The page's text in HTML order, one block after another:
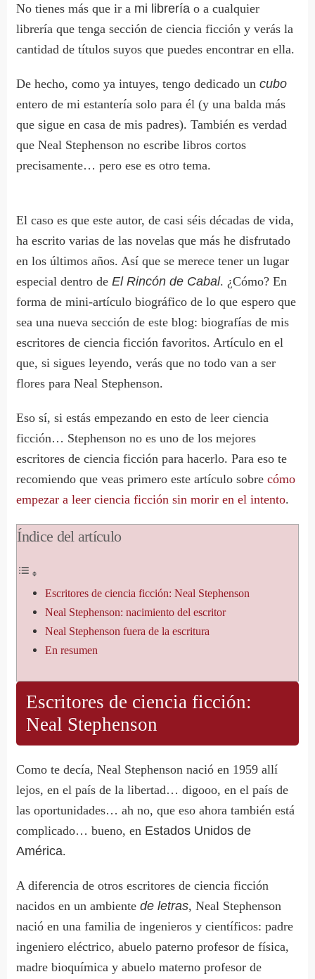
No tienes más que ir a mi librería o a cualquier
librería que tenga sección de ciencia ficción y verás la
cantidad de títulos suyos que puedes encontrar en ella.
De hecho, como ya intuyes, tengo dedicado uncubo
entero de mi estantería solo para él (y una balda más
que sigue en casa de mis padres). También es verdad
que Neal Stephenson no escribe libros cortos
precisamente… pero ese es otro tema.
El caso es que este autor, de casi séis décadas de vida,
ha escrito varias de las novelas que más he disfrutado
en los últimos años. Así que se merece tener un lugar
especial dentro deEl Rincón de Cabal. ¿Cómo? En
forma de mini-artículo biográfico de lo que espero que
sea una nueva sección de este blog: biografías de mis
escritores de ciencia ficción favoritos. Artículo en el
que, si sigues leyendo, verás que no todo van a ser
flores para Neal Stephenson.
Eso sí, si estás empezando en esto de leer ciencia
ficción… Stephenson no es uno de los mejores
escritores de ciencia ficción para hacerlo. Para eso te
recomiendo que veas primero este artículo sobrecómo
empezar a leer ciencia ficción sin morir en el intento.
Índice del artículo
Escritores de ciencia ficción: Neal Stephenson
Neal Stephenson: nacimiento del escritor
Neal Stephenson fuera de la escritura
En resumen
Escritores de ciencia ficción:
Neal Stephenson
Como te decía, Neal Stephenson nació en 1959 allí
lejos, en el país de la libertad… digooo, en el país de
las oportunidades… ah no, que eso ahora también está
complicado… bueno, en Estados Unidos de
América.
A diferencia de otros escritores de ciencia ficción
nacidos en un ambientede letras, Neal Stephenson
nació en una familia de ingenieros y científicos: padre
ingeniero eléctrico, abuelo paterno profesor de física,
madre bioquímica y abuelo materno profesor de